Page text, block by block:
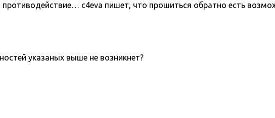
c4eva пишет, что прошиться обратно есть
указаных выше не возникнет?